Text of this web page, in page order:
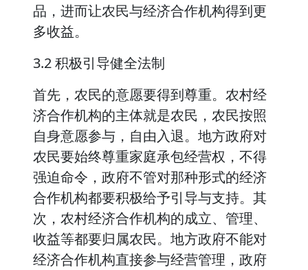
品，进而让农民与经济合作机构得到更
多收益。
3.2 积极引导健全法制
首先，农民的意愿要得到尊重。农村经
济合作机构的主体就是农民，农民按照
自身意愿参与，自由入退。地方政府对
农民要始终尊重家庭承包经营权，不得
强迫命令，政府不管对那种形式的经济
合作机构都要积极给予引导与支持。其
次，农村经济合作机构的成立、管理、
收益等都要归属农民。地方政府不能对
经济合作机构直接参与经营管理，政府